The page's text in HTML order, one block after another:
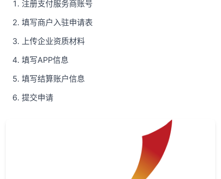
注册支付服务商账号
填写商户入驻申请表
上传企业资质材料
填写APP信息
填写结算账户信息
提交申请